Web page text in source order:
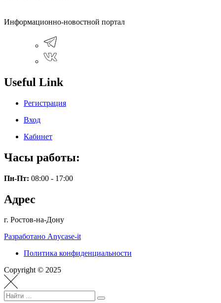
Информационно-новостной портал
Useful Link
Регистрация
Вход
Кабинет
Часы работы:
Пн-Пт: 08:00 - 17:00
Адрес
г. Ростов-на-Дону
Разработано Anycase-it
Политика конфиденциальности
Copyright © 2025